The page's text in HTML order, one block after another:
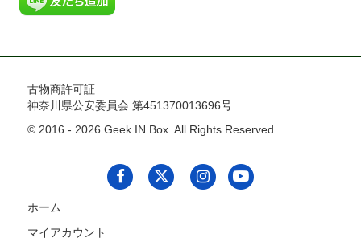
古物商許可証
神奈川県公安委員会 第451370013696号
© 2016 - 2026 Geek IN Box. All Rights Reserved.
ホーム
マイアカウント